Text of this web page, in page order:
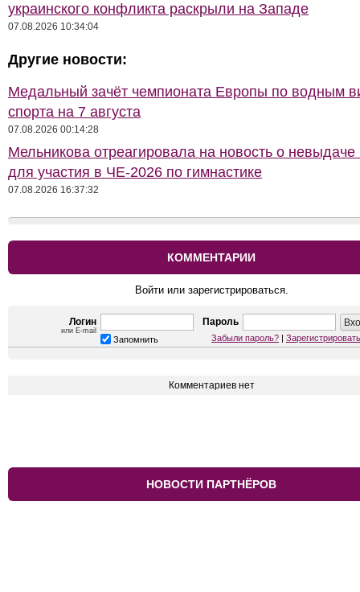
украинского конфликта раскрыли на Западе
07.08.2026 10:34:04
Другие новости:
Медальный зачёт чемпионата Европы по водным
спорта на 7 августа
07.08.2026 00:14:28
Мельникова отреагировала на новость о невыдаче
для участия в ЧЕ-2026 по гимнастике
07.08.2026 16:37:32
КОММЕНТАРИИ
Войти или зарегистрироваться.
Логин
или E-mail
Пароль
Запомнить Забыли пароль? |
Комментариев нет
НОВОСТИ ПАРТНЁРОВ